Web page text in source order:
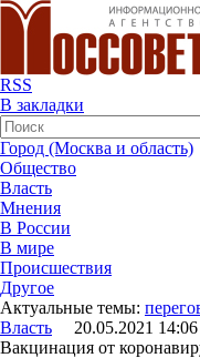
RSS
В закладки
Город (Москва и область)
Общество
Власть
Мнения
В России
В мире
Происшествия
Другое
Актуальные темы:
Власть 20.05.2021 14:06
Вакцинация от